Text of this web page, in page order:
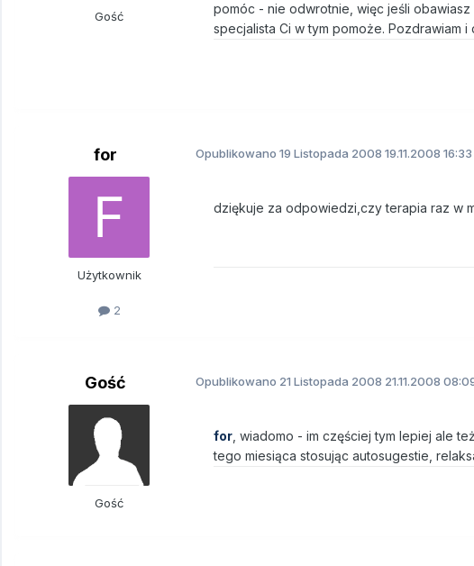
Gość
pomóc - nie odwrotnie, więc jeśli
specjalista Ci w tym pomoże. Pozdrawiam
for
Użytkownik
2
Opublikowano 19 Listopada 2008 19.11.2008 16:33
dziękuje za odpowiedzi,czy terapia raz w
Gość
Gość
Opublikowano 21 Listopada 2008 21.11.2008
for , wiadomo - im częściej tym lepiej ale
tego miesiąca stosując autosugestie,